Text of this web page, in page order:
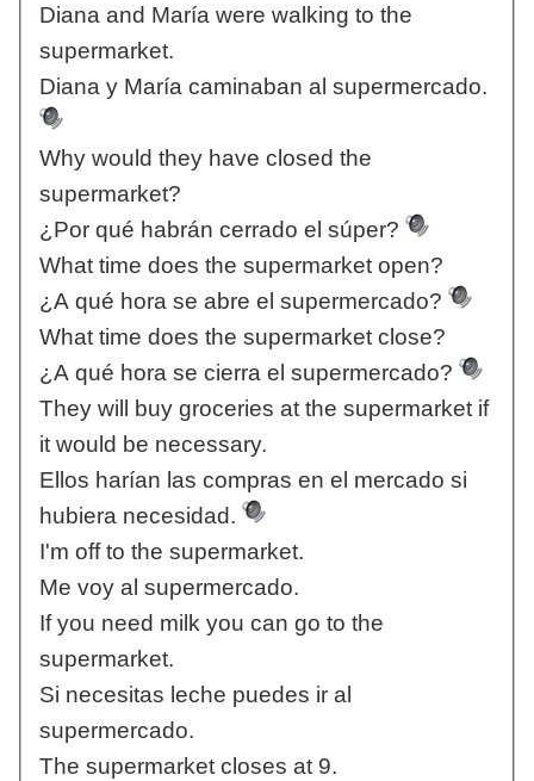
Diana and María were walking to the
supermarket.
Diana y María caminaban al supermercado.
Why would they have closed the
supermarket?
¿Por qué habrán cerrado el súper?
What time does the supermarket open?
¿A qué hora se abre el supermercado?
What time does the supermarket close?
¿A qué hora se cierra el supermercado?
They will buy groceries at the supermarket if
it would be necessary.
Ellos harían las compras en el mercado si
hubiera necesidad.
I'm off to the supermarket.
Me voy al supermercado.
If you need milk you can go to the
supermarket.
Si necesitas leche puedes ir al
supermercado.
The supermarket closes at 9.